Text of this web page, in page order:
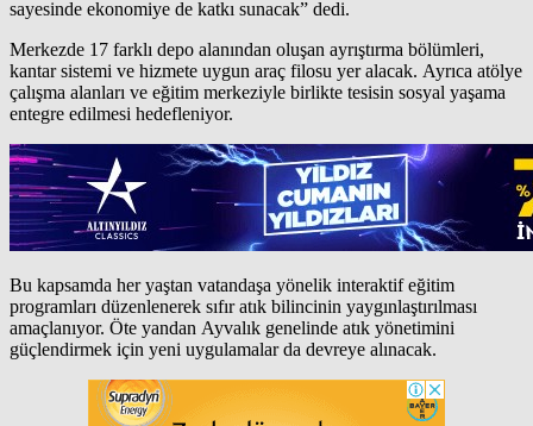
sayesinde ekonomiye de katkı sunacak” dedi.
Merkezde 17 farklı depo alanından oluşan ayrıştırma bölümleri,
kantar sistemi ve hizmete uygun araç filosu yer alacak. Ayrıca atölye
çalışma alanları ve eğitim merkeziyle birlikte tesisin sosyal yaşama
entegre edilmesi hedefleniyor.
Bu kapsamda her yaştan vatandaşa yönelik interaktif eğitim
programları düzenlenerek sıfır atık bilincinin yaygınlaştırılması
amaçlanıyor. Öte yandan Ayvalık genelinde atık yönetimini
güçlendirmek için yeni uygulamalar da devreye alınacak.